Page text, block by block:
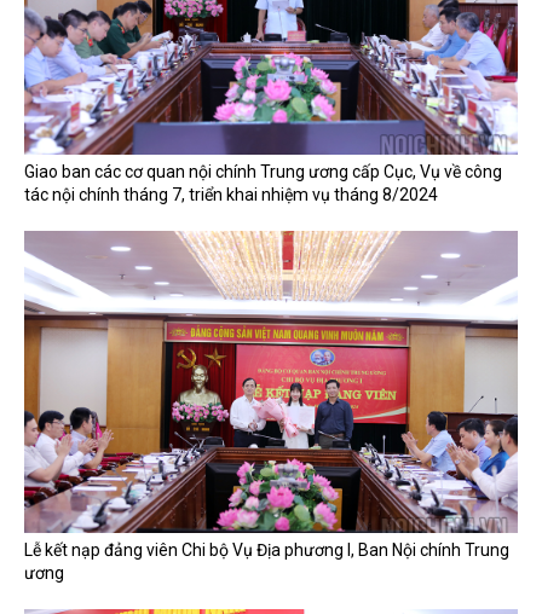
Giao ban các cơ quan nội chính Trung ương cấp Cục, Vụ về công
tác nội chính tháng 7, triển khai nhiệm vụ tháng 8/2024
Lễ kết nạp đảng viên Chi bộ Vụ Địa phương I, Ban Nội chính Trung
ương